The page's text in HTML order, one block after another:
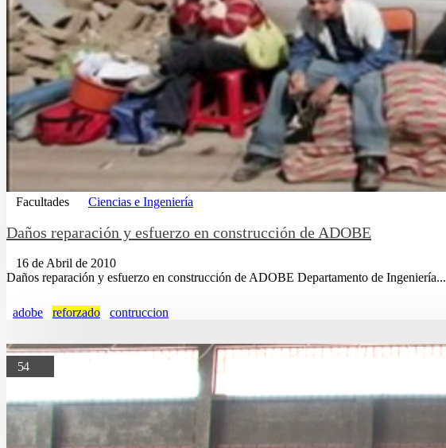
Facultades Ciencias e Ingeniería
Daños reparación y esfuerzo en construcción de ADOBE
16 de Abril de 2010
Daños reparación y esfuerzo en construcción de ADOBE Departamento de Ingeniería...
adobe reforzado contruccion
54